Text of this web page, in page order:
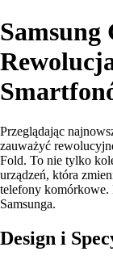
Samsung
Przeglądając
zauważyć
Fold. To nie tylko
urządzeń, która
telefony komórkowe.
Samsunga.
Design i